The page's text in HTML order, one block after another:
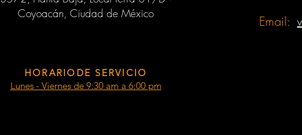
Coyoacán, Ciudad de México
Email:
HORARIODE SERVICIO
Lunes - Viernes de 9:30 am a 6:00 pm